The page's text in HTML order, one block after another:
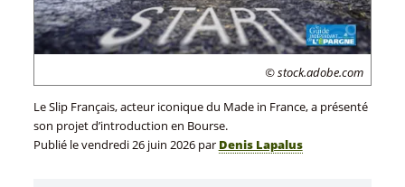
© stock.adobe.com
Le Slip Français, acteur iconique du Made in France, a présenté
son projet d’introduction en Bourse.
Publié levendredi 26 juin 2026par Denis Lapalus